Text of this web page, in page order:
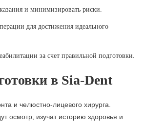
и минимизировать риски.
для достижения идеального
за счет правильной подготовки.
в Sia-Dent
и челюстно-лицевого хирурга.
осмотр, изучат историю здоровья и